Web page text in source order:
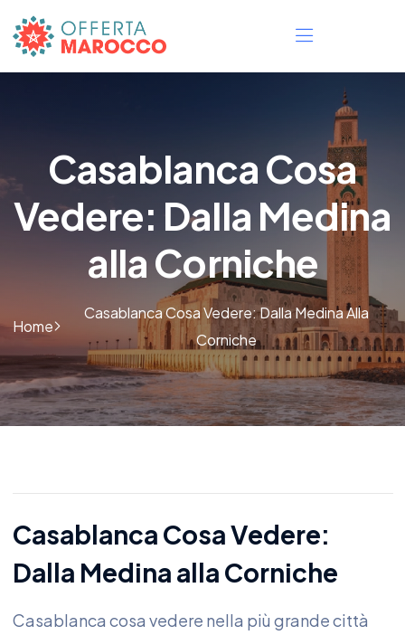
Casablanca Cosa
Vedere: Dalla Medina
alla Corniche
Home
Casablanca Cosa Vedere: Dalla Medina Alla
Corniche
Casablanca Cosa Vedere:
Dalla Medina alla Corniche
Casablanca cosa vedere nella più grande città